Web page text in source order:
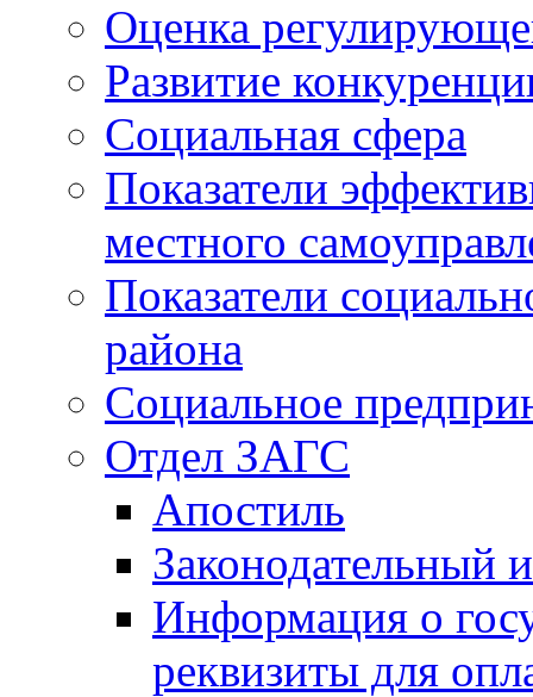
Оценка
Развитие
Социальная сфера
Показатели
местного
Показатели
района
Социальное
Отдел ЗАГС
Апостиль
Законодательный
Информация о
реквизиты для